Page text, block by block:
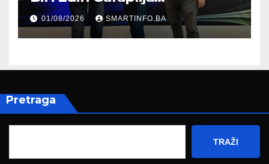
prisustvovao prezentaciji
Federalnog sajma
zapošljavanja
01/08/2026 SMARTINFO.BA
Pretraga
TRAŽI